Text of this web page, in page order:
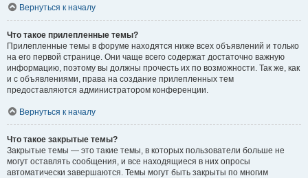
Вернуться к началу
Что такое прилепленные темы?
Прилепленные темы в форуме находятся ниже всех объявлений и только
на его первой странице. Они чаще всего содержат достаточно важную
информацию, поэтому вы должны прочесть их по возможности. Так же, как
и с объявлениями, права на создание прилепленных тем
предоставляются администратором конференции.
Вернуться к началу
Что такое закрытые темы?
Закрытые темы — это такие темы, в которых пользователи больше не
могут оставлять сообщения, и все находящиеся в них опросы
автоматически завершаются. Темы могут быть закрыты по многим